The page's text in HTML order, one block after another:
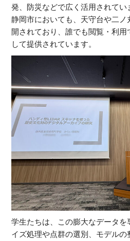
発、防災などで広く活用されてい
静岡市においても、天守台や二ノ
開されており、誰でも閲覧・利用
して提供されています。
学生たちは、この膨大なデータを
イズ処理や点群の選別、モデル